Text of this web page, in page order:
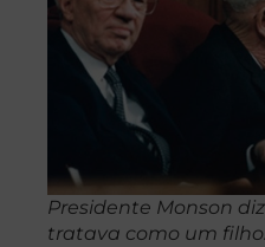
Presidente Monson
tratava como um filho.